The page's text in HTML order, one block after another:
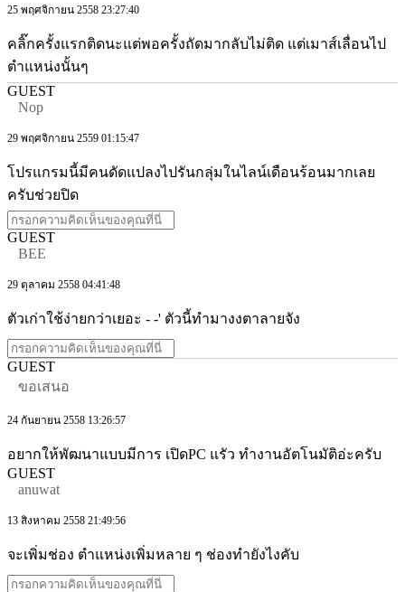
25 พฤศจิกายน 2558 23:27:40
คลิ๊กครั้งแรกติดนะแต่พอครั้งถัดมากลับไม่ติด แต่เมาส์เลื่อนไป
ตำแหน่งนั้นๆ
GUEST
Nop
29 พฤศจิกายน 2559 01:15:47
โปรแกรมนี้มีคนดัดแปลงไปรันกลุ่มในไลน์เดือนร้อนมากเลย
ครับช่วยปิด
GUEST
BEE
29 ตุลาคม 2558 04:41:48
ตัวเก่าใช้ง่ายกว่าเยอะ - -' ตัวนี้ทำมางงตาลายจัง
GUEST
ขอเสนอ
24 กันยายน 2558 13:26:57
อยากให้พัฒนาแบบมีการ เปิดPC แรัว ทำงานอัตโนมัติอ่ะครับ
GUEST
anuwat
13 สิงหาคม 2558 21:49:56
จะเพิ่มช่อง ตำแหน่งเพิ่มหลาย ๆ ช่องทำยังไงคับ